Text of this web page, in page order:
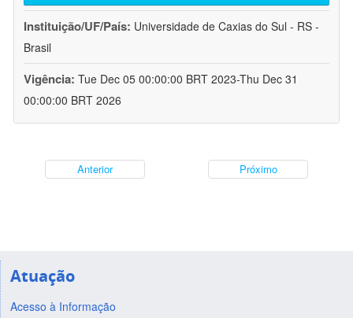
Instituição/UF/País: Universidade de Caxias do Sul - RS -
Brasil
Vigência: Tue Dec 05 00:00:00 BRT 2023-Thu Dec 31
00:00:00 BRT 2026
Anterior Próximo
Atuação
Acesso à Informação